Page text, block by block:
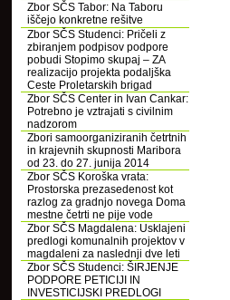
Zbor SČS Tabor: Na Taboru
iščejo konkretne rešitve
Zbor SČS Studenci: Pričeli z
zbiranjem podpisov podpore
pobudi Stopimo skupaj – ZA
realizacijo projekta podaljška
Ceste Proletarskih brigad
Zbor SČS Center in Ivan Cankar:
Potrebno je vztrajati s civilnim
nadzorom
Zbori samoorganiziranih četrtnih
in krajevnih skupnosti Maribora
od 23. do 27. junija 2014
Zbor SČS Koroška vrata:
Prostorska prezasedenost kot
razlog za gradnjo novega Doma
mestne četrti ne pije vode
Zbor SČS Magdalena: Usklajeni
predlogi komunalnih projektov v
magdaleni za naslednji dve leti
Zbor SČS Studenci: ŠIRJENJE
PODPORE PETICIJI IN
INVESTICIJSKI PREDLOGI